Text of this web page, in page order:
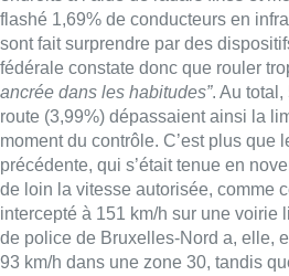
flashé 1,69% de conducteurs en
sont fait surprendre par des
fédérale constate donc que rouler
ancrée dans les habitudes”. Au
route (3,99%) dépassaient ainsi la
moment du contrôle. C’est plus que
précédente, qui s’était tenue en
de loin la vitesse autorisée, comme
intercepté à 151 km/h sur une voirie
de police de Bruxelles-Nord a, elle,
93 km/h dans une zone 30, tandis